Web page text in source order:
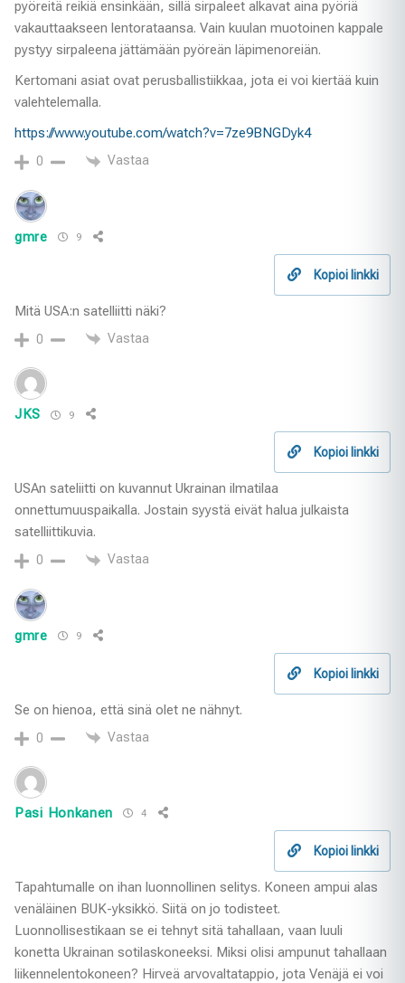
pyöreitä reikiä ensinkään, sillä sirpaleet alkavat aina pyöriä
vakauttaakseen lentorataansa. Vain kuulan muotoinen kappale
pystyy sirpaleena jättämään pyöreän läpimenoreiän.
Kertomani asiat ovat perusballistiikkaa, jota ei voi kiertää kuin
valehtelemalla.
https://www.youtube.com/watch?v=7ze9BNGDyk4
0 Vastaa
gmre 9
Kopioi linkki
Mitä USA:n satelliitti näki?
0 Vastaa
JKS 9
Kopioi linkki
USAn sateliitti on kuvannut Ukrainan ilmatilaa
onnettumuuspaikalla. Jostain syystä eivät halua julkaista
satelliittikuvia.
0 Vastaa
gmre 9
Kopioi linkki
Se on hienoa, että sinä olet ne nähnyt.
0 Vastaa
Pasi Honkanen 4
Kopioi linkki
Tapahtumalle on ihan luonnollinen selitys. Koneen ampui alas
venäläinen BUK-yksikkö. Siitä on jo todisteet.
Luonnollisestikaan se ei tehnyt sitä tahallaan, vaan luuli
konetta Ukrainan sotilaskoneeksi. Miksi olisi ampunut tahallaan
liikennelentokoneen? Hirveä arvovaltatappio, jota Venäjä ei voi